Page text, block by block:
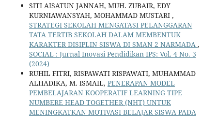
SITI AISATUN JANNAH, MUH. ZUBAIR, EDY
KURNIAWANSYAH, MOHAMMAD MUSTARI ,
STRATEGI SEKOLAH MENGATASI PELANGGARAN
TATA TERTIB SEKOLAH DALAM MEMBENTUK
KARAKTER DISIPLIN SISWA DI SMAN 2 NARMADA ,
SOCIAL : Jurnal Inovasi Pendidikan IPS: Vol. 4 No. 3
(2024)
RUHIL FITRI, RISPAWATI RISPAWATI, MUHAMMAD
ALHADIKA, M. ISMAIL, PENERAPAN MODEL
PEMBELAJARAN KOOPERATIF LEARNING TIPE
NUMBERE HEAD TOGETHER (NHT) UNTUK
MENINGKATKAN MOTIVASI BELAJAR SISWA PADA